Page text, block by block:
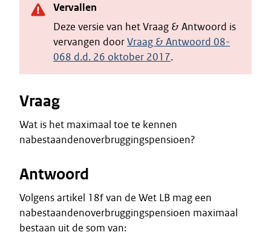
Vervallen
Deze versie van het Vraag & Antwoord is
vervangen doorVraag & Antwoord 08-
068 d.d. 26 oktober 2017.
Vraag
Wat is het maximaal toe te kennen
nabestaandenoverbruggingspensioen?
Antwoord
Volgens artikel 18f van de Wet LB mag een
nabestaandenoverbruggingspensioen maximaal
bestaan uit de som van: